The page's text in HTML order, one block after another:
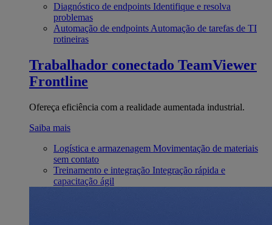
Diagnóstico de endpoints Identifique e resolva
problemas
Automação de endpoints Automação de tarefas de TI
rotineiras
Trabalhador conectado TeamViewer
Frontline
Ofereça eficiência com a realidade aumentada industrial.
Saiba mais
Logística e armazenagem Movimentação de materiais
sem contato
Treinamento e integração Integração rápida e
capacitação ágil